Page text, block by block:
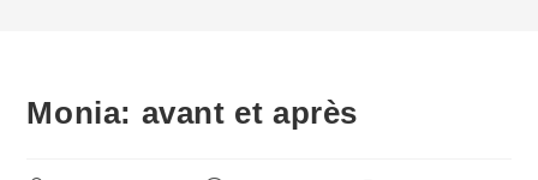
Monia: avant et après